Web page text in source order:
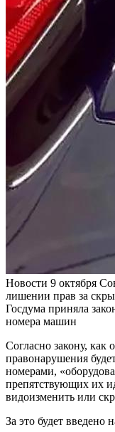
Новости 9 октября
лишении прав за
Госдума приняла
номера машин
Согласно закону, как
правонарушения
номерами,
препятствующих их
видоизменить или
За это будет введено